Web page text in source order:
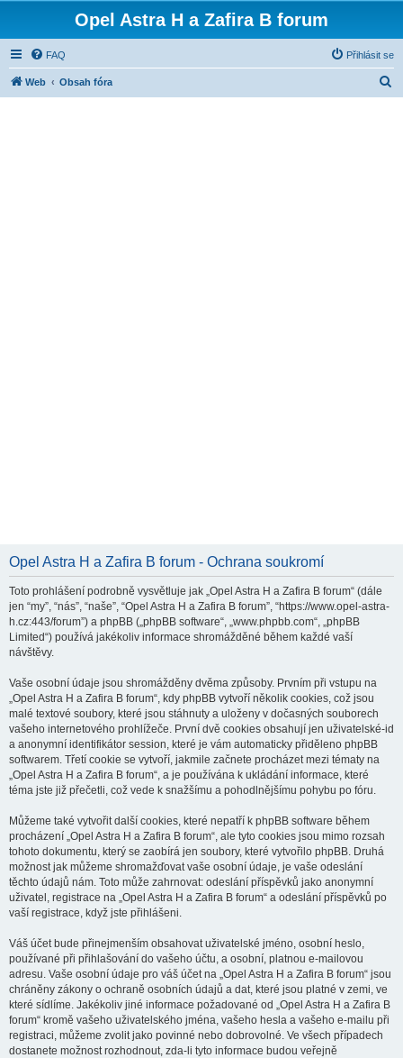
Opel Astra H a Zafira B forum
FAQ Přihlásit se
Web Obsah fóra
Opel Astra H a Zafira B forum - Ochrana soukromí
Toto prohlášení podrobně vysvětluje jak „Opel Astra H a Zafira B forum“ (dále
jen “my”, “nás”, “naše”, “Opel Astra H a Zafira B forum”, “https://www.opel-astra-
h.cz:443/forum”) a phpBB („phpBB software“, „www.phpbb.com“, „phpBB
Limited“) používá jakékoliv informace shromážděné během každé vaší
návštěvy.
Vaše osobní údaje jsou shromážděny dvěma způsoby. Prvním při vstupu na
„Opel Astra H a Zafira B forum“, kdy phpBB vytvoří několik cookies, což jsou
malé textové soubory, které jsou stáhnuty a uloženy v dočasných souborech
vašeho internetového prohlížeče. První dvě cookies obsahují jen uživatelské-id
a anonymní identifikátor session, které je vám automaticky přiděleno phpBB
softwarem. Třetí cookie se vytvoří, jakmile začnete procházet mezi tématy na
„Opel Astra H a Zafira B forum“, a je používána k ukládání informace, které
téma jste již přečetli, což vede k snažšímu a pohodlnějšímu pohybu po fóru.
Můžeme také vytvořit další cookies, které nepatří k phpBB software během
procházení „Opel Astra H a Zafira B forum“, ale tyto cookies jsou mimo rozsah
tohoto dokumentu, který se zaobírá jen soubory, které vytvořilo phpBB. Druhá
možnost jak můžeme shromažďovat vaše osobní údaje, je vaše odeslání
těchto údajů nám. Toto může zahrnovat: odeslání příspěvků jako anonymní
uživatel, registrace na „Opel Astra H a Zafira B forum“ a odeslání příspěvků po
vaší registrace, když jste přihlášeni.
Váš účet bude přinejmenším obsahovat uživatelské jméno, osobní heslo,
používané při přihlašování do vašeho účtu, a osobní, platnou e-mailovou
adresu. Vaše osobní údaje pro váš účet na „Opel Astra H a Zafira B forum“ jsou
chráněny zákony o ochraně osobních údajů a dat, které jsou platné v zemi, ve
které sídlíme. Jakékoliv jiné informace požadované od „Opel Astra H a Zafira B
forum“ kromě vašeho uživatelského jména, vašeho hesla a vašeho e-mailu při
registraci, můžeme zvolit jako povinné nebo dobrovolné. Ve všech případech
dostanete možnost rozhodnout, zda-li tyto informace budou veřejně